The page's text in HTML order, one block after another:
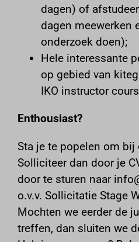
dagen) of
dagen meewerken
onderzoek doen);
Hele interessante
op gebied van
IKO instructor
Enthousiast?
Sta je te popelen om bij
Solliciteer dan door je
door te sturen naar
o.v.v. Sollicitatie Stage
Mochten we eerder de
treffen, dan sluiten we
form.jotformpro.com
i.vimeocdn.com
i.ytimg.com
nl.windfinder.com
phosphor.utils.elfsightcdn.com
static.elfsight.com
www.google.at
www.google.be
www.google.ch
www.google.co.il
www.google.co.ma
www.google.co.th